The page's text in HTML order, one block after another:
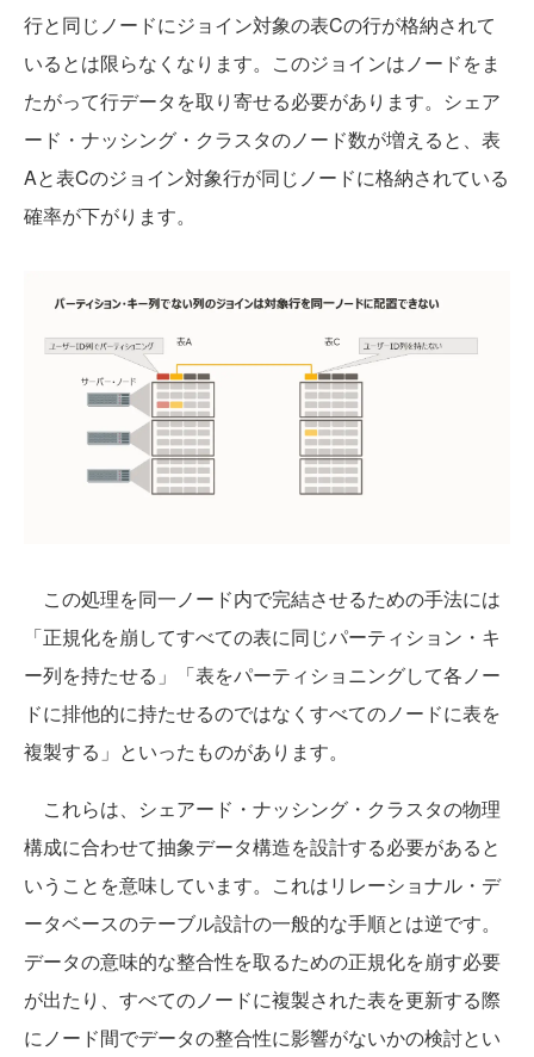
行と同じノードにジョイン対象の表Cの行が格納されて
いるとは限らなくなります。このジョインはノードをま
たがって行データを取り寄せる必要があります。シェア
ード・ナッシング・クラスタのノード数が増えると、表
Aと表Cのジョイン対象行が同じノードに格納されている
確率が下がります。
この処理を同一ノード内で完結させるための手法には
「正規化を崩してすべての表に同じパーティション・キ
ー列を持たせる」「表をパーティショニングして各ノー
ドに排他的に持たせるのではなくすべてのノードに表を
複製する」といったものがあります。
これらは、シェアード・ナッシング・クラスタの物理
構成に合わせて抽象データ構造を設計する必要があると
いうことを意味しています。これはリレーショナル・デ
ータベースのテーブル設計の一般的な手順とは逆です。
データの意味的な整合性を取るための正規化を崩す必要
が出たり、すべてのノードに複製された表を更新する際
にノード間でデータの整合性に影響がないかの検討とい